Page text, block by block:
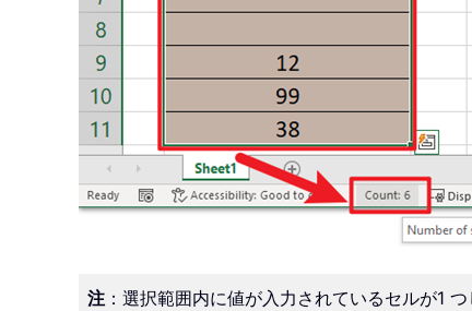
注 ：選択範囲内に値が入力されているセルが1